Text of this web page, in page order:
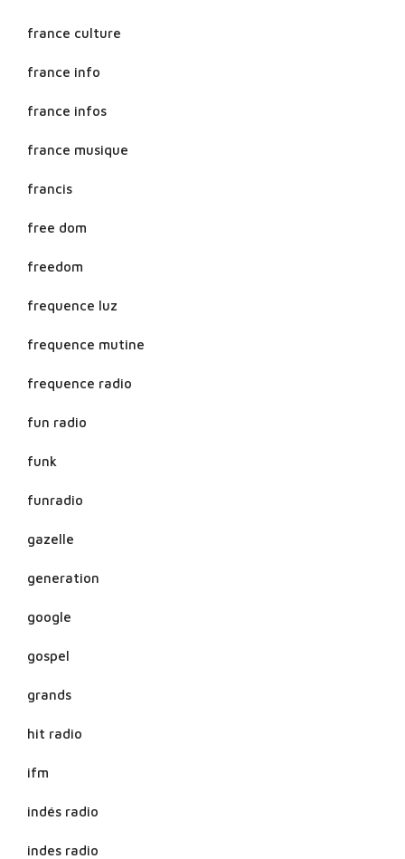
france culture
france info
france infos
france musique
francis
free dom
freedom
frequence luz
frequence mutine
frequence radio
fun radio
funk
funradio
gazelle
generation
google
gospel
grands
hit radio
ifm
indés radio
indes radio